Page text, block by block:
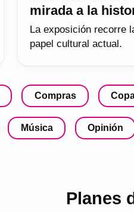
mirada a la
La exposición recorre
papel cultural actual.
Compras
Música Opinión
Planes